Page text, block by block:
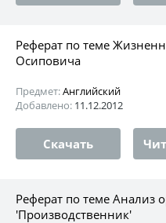
Реферат по теме
Осиповича
Предмет:Английский
Добавлено: 11.12.2012
Скачать
Реферат по теме Анализ
'Производственник'